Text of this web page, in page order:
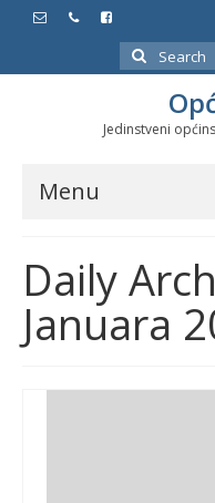
Search
for:
Jedinstveni
Menu
Službeni glasnici
Javne nabavke
Značajni datumi i
Daily
Januara